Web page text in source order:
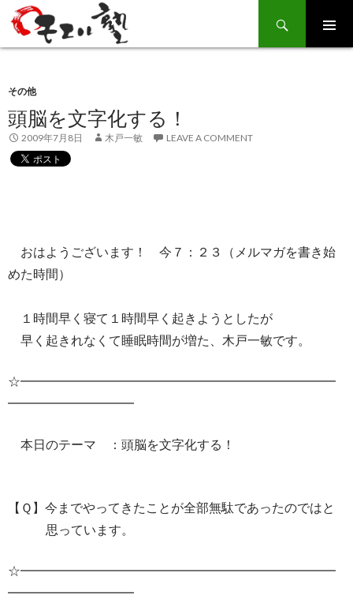
Search
SKIP
TO
その他
頭脳を文字化する！
2009年7月8日 木戸一敏 LEAVE A COMMENT
おはようございます！ 今７：２３（メルマガを書き始
めた時間）
１時間早く寝て１時間早く起きようとしたが
早く起きれなくて睡眠時間が増た、木戸一敏です。
☆━━━━━━━━━━━━━━━━━━━━━━━━━
━━━━━━━━━━
本日のテーマ ：頭脳を文字化する！
【Ｑ】今までやってきたことが全部無駄であったのではと
思っています。
☆━━━━━━━━━━━━━━━━━━━━━━━━━
━━━━━━━━━━